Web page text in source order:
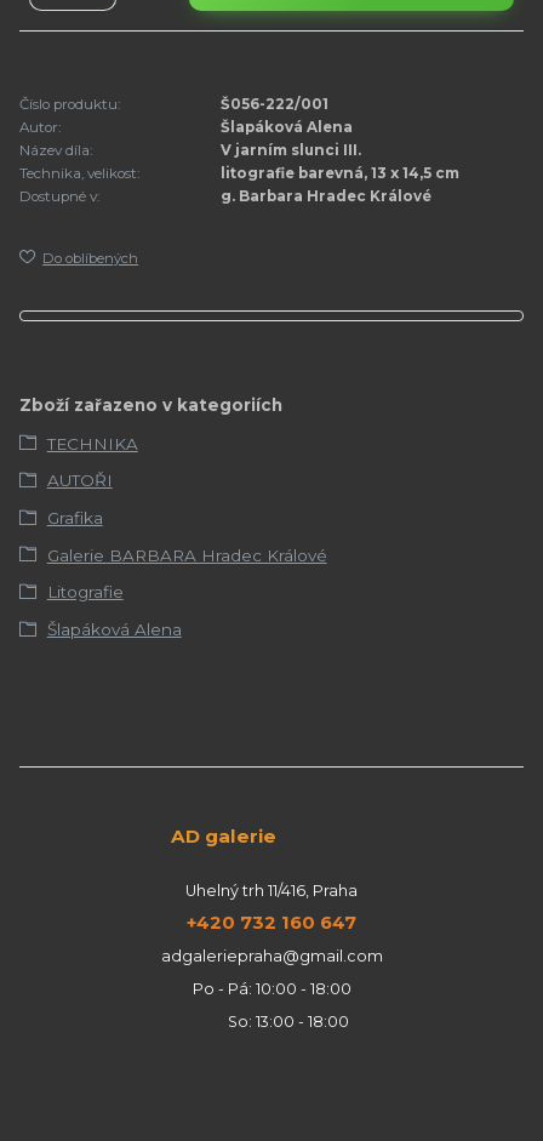
Číslo produktu:
Š056-222/001
Autor:
Šlapáková Alena
Název díla:
V jarním slunci III.
Technika, velikost:
litografie barevná, 13 x 14,5 cm
Dostupné v:
g. Barbara Hradec Králové
Do oblíbených
Zboží zařazeno v kategoriích
TECHNIKA
AUTOŘI
Grafika
Galerie BARBARA Hradec Králové
Litografie
Šlapáková Alena
AD galerie
Uhelný trh 11/416, Praha
+420 732 160 647
adgaleriepraha@gmail.com
Po - Pá: 10:00 - 18:00
So: 13:00 - 18:00